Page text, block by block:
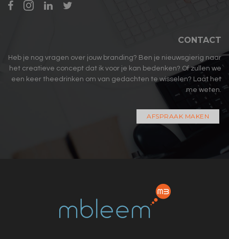
CONTACT
Heb je nog vragen over jouw branding? Ben je nieuwsgierig naar
het creatieve concept dat ik voor je kan bedenken? Of zullen we
een keer theedrinken om van gedachten te wisselen? Laat het
me weten.
AFSPRAAK MAKEN